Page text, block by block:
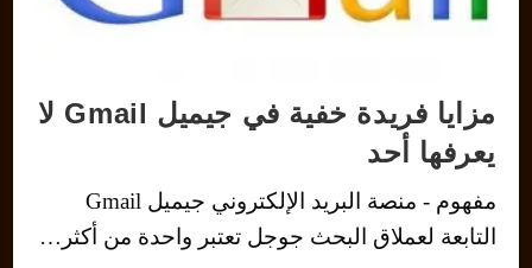
مزايا فريدة خفية في جيميل Gmail لا
يعرفها أحد
مفهوم - منصة البريد الإلكتروني جيميل Gmail
التابعة لعملاق البحث جوجل تعتبر واحدة من أكثر…